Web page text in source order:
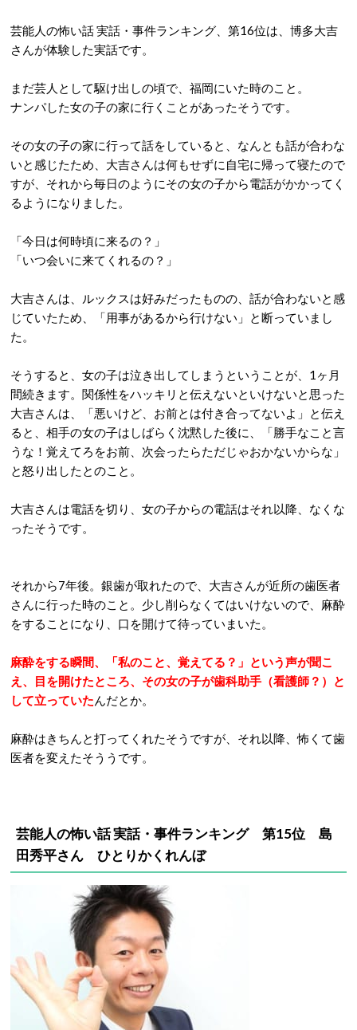
芸能人の怖い話 実話・事件ランキング、第16位は、博多大吉
さんが体験した実話です。
まだ芸人として駆け出しの頃で、福岡にいた時のこと。
ナンパした女の子の家に行くことがあったそうです。
その女の子の家に行って話をしていると、なんとも話が合わな
いと感じたため、大吉さんは何もせずに自宅に帰って寝たので
すが、それから毎日のようにその女の子から電話がかかってく
るようになりました。
「今日は何時頃に来るの？」
「いつ会いに来てくれるの？」
大吉さんは、ルックスは好みだったものの、話が合わないと感
じていたため、「用事があるから行けない」と断っていまし
た。
そうすると、女の子は泣き出してしまうということが、1ヶ月
間続きます。関係性をハッキリと伝えないといけないと思った
大吉さんは、「悪いけど、お前とは付き合ってないよ」と伝え
ると、相手の女の子はしばらく沈黙した後に、「勝手なこと言
うな！覚えてろをお前、次会ったらただじゃおかないからな」
と怒り出したとのこと。
大吉さんは電話を切り、女の子からの電話はそれ以降、なくな
ったそうです。
それから7年後。銀歯が取れたので、大吉さんが近所の歯医者
さんに行った時のこと。少し削らなくてはいけないので、麻酔
をすることになり、口を開けて待っていまいた。
麻酔をする瞬間、「私のこと、覚えてる？」という声が聞こ
え、目を開けたところ、その女の子が歯科助手（看護師？）と
して立っていたんだとか。
麻酔はきちんと打ってくれたそうですが、それ以降、怖くて歯
医者を変えたそううです。
芸能人の怖い話 実話・事件ランキング 第15位 島
田秀平さん ひとりかくれんぼ